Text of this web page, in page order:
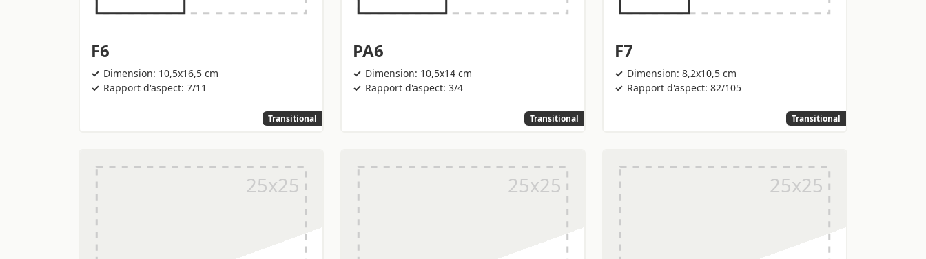
F6
Dimension: 10,5x16,5 cm
Rapport d'aspect: 7/11
Transitional
PA6
Dimension: 10,5x14 cm
Rapport d'aspect: 3/4
Transitional
F7
Dimension: 8,2x10,5 cm
Rapport d'aspect: 82/105
Transitional